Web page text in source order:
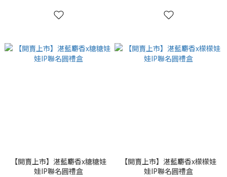
【開賣上市】湛藍麝香x糖糖娃
娃IP聯名圓禮盒
【開賣上市】湛藍麝香x檬檬娃
娃IP聯名圓禮盒